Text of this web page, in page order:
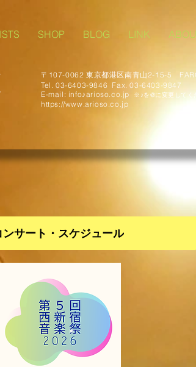
SHOP BLOG LINK
〒107-0062 東京都港区南青山2-15-5
Tel. 03-6403-9846 Fax. 03-6403-9847
​E-mail: info♪arioso.co.jp
※♪を@に変更してく
https://www.arioso.co.jp
ンサート・スケジュール